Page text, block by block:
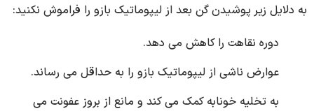
به دلایل زیر پوشیدن گن بعد از لیپوماتیک بازو را فراموش نکنید:
دوره نقاهت را کاهش می دهد.
عوارض ناشی از لیپوماتیک بازو را به حداقل می رساند.
به تخلیه خونابه کمک می کند و مانع از بروز عفونت می